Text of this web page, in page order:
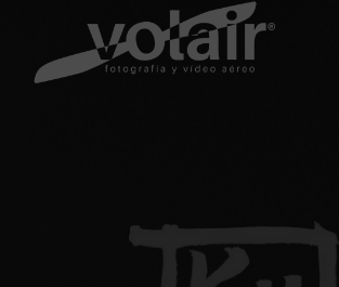
content